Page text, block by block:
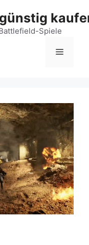
Spiele
Menü